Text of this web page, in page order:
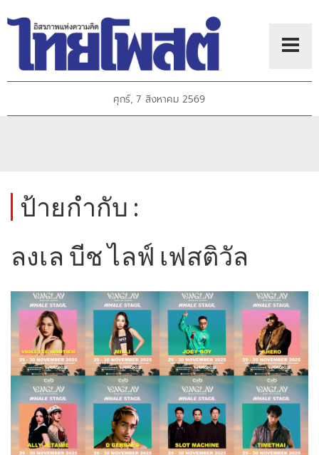
ศุกร์, 7 สิงหาคม 2569
ป้ายกำกับ :
ลงเล บีช ไลฟ์ เฟสติวัล